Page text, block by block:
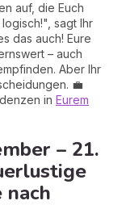
auf, die Euch
sagt Ihr
das auch! Eure
– auch
Aber Ihr
💼
in Eurem
– 21.
nach